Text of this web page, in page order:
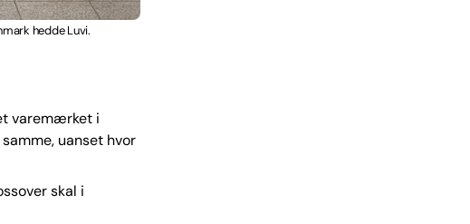
hedde Luvi.
varemærket i
uanset hvor
skal i